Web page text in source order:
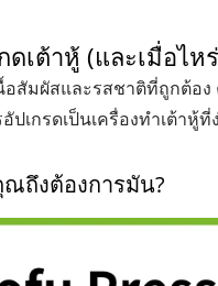
ต้าหู้ (และเมื่อไห
สัมผัสและรสชาติที่ถูกต้อง
เกรดเป็นเครื่องทำเต้าหู้
ณถึงต้องการมัน?
โรงงานเต้าหู้ขนาด
Legend